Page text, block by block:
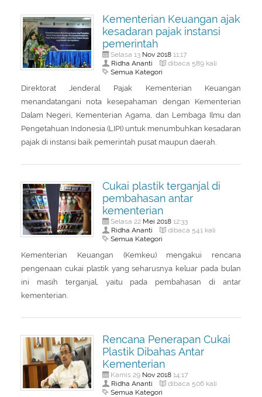
Kementerian Keuangan ajak
kesadaran pajak instansi
pemerintah
Selasa 13 Nov 201811:17
Ridha Ananti dibaca 589 kali
Semua Kategori
Direktorat Jenderal Pajak Kementerian Keuangan
menandatangani nota kesepahaman dengan Kementerian
Dalam Negeri, Kementerian Agama, dan Lembaga Ilmu dan
Pengetahuan Indonesia (LIPI) untuk menumbuhkan kesadaran
pajak di instansi baik pemerintah pusat maupun daerah.
Cukai plastik terganjal di
pembahasan antar
kementerian
Selasa 22 Mei 201812:33
Ridha Ananti dibaca 541 kali
Semua Kategori
Kementerian Keuangan (Kemkeu) mengakui rencana
pengenaan cukai plastik yang seharusnya keluar pada bulan
ini masih terganjal, yaitu pada pembahasan di antar
kementerian.
Rencana Penerapan Cukai
Plastik Dibahas Antar
Kementerian
Kamis 29 Nov 201814:17
Ridha Ananti dibaca 506 kali
Semua Kategori